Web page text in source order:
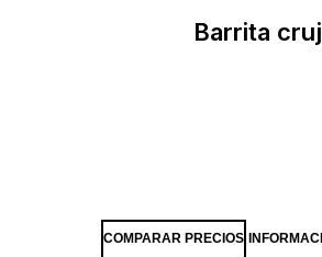
Barrita
COMPARAR PRECIOS